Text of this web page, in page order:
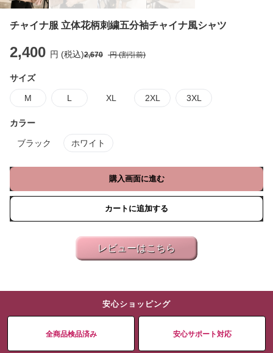
チャイナ服 立体花柄刺繍五分袖チャイナ風シャツ
2,400 円 (税込)2,670 円 (割引前)
サイズ
M L XL 2XL 3XL
カラー
ブラック ホワイト
購入画面に進む
カートに追加する
レビューはこちら
安心ショッピング
全商品検品済み 安心サポート対応